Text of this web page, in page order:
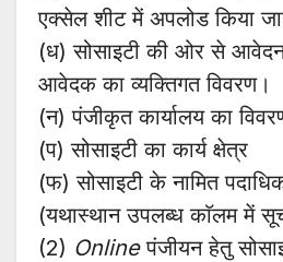
एक्सेल शीट में अपलोड किया
(ध) सोसाइटी की ओर से
आवेदक का व्यक्तिगत विवरण।
(न) पंजीकृत कार्यालय का
(प) सोसाइटी का कार्य क्षेत्र
(फ) सोसाइटी के नामित
(यथास्थान उपलब्ध काॅलम में
(2) Onlineपंजीयन हेतु